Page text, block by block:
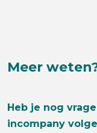
Meer
Heb je nog
incompany